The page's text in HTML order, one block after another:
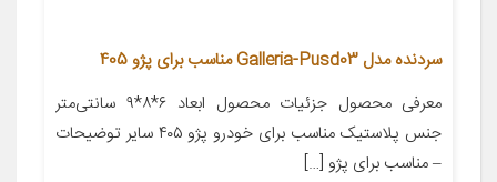
سردنده مدل Galleria-Pusd03 مناسب برای پژو 405
معرفی محصول جزئیات محصول ابعاد ۶*۸*۹ سانتی‌متر
جنس پلاستیک مناسب برای خودرو پژو ۴۰۵ سایر توضیحات
– مناسب برای پژو […]